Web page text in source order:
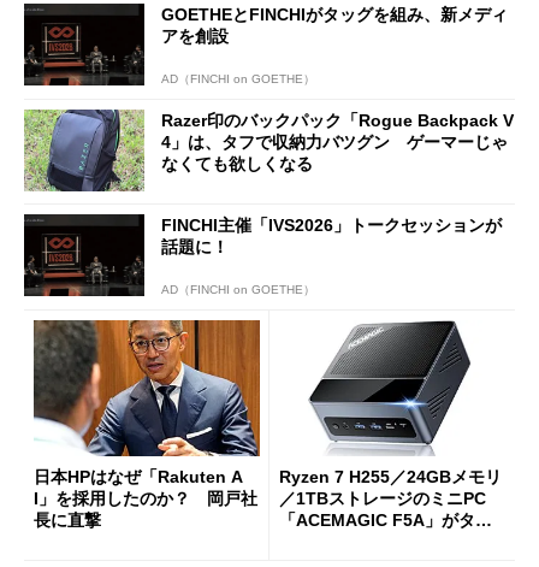
GOETHEとFINCHIがタッグを組み、新メディ
アを創設
AD（FINCHI on GOETHE）
Razer印のバックパック「Rogue Backpack V
4」は、タフで収納力バツグン ゲーマーじゃ
なくても欲しくなる
FINCHI主催「IVS2026」トークセッションが
話題に！
AD（FINCHI on GOETHE）
日本HPはなぜ「Rakuten A
I」を採用したのか？ 岡戸社
長に直撃
Ryzen 7 H255／24GBメモリ
／1TBストレージのミニPC
「ACEMAGIC F5A」がタイ